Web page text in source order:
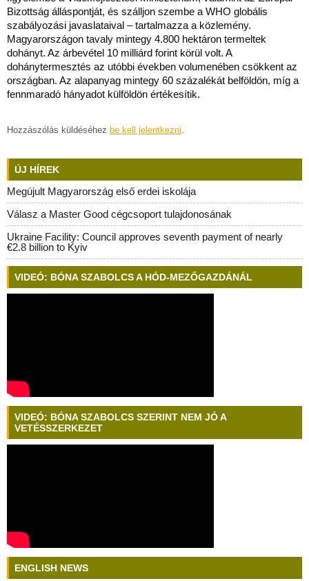
Bizottság álláspontját, és szálljon szembe a WHO globális
szabályozási javaslataival – tartalmazza a közlemény.
Magyarországon tavaly mintegy 4.800 hektáron termeltek
dohányt. Az árbevétel 10 milliárd forint körül volt. A
dohánytermesztés az utóbbi években volumenében csökkent az
országban. Az alapanyag mintegy 60 százalékát belföldön, míg a
fennmaradó hányadot külföldön értékesítik.
Hozzászólás küldéséhez be kell jelentkezni.
ÚJ HÍREK
Megújult Magyarország első erdei iskolája
Válasz a Master Good cégcsoport tulajdonosának
Ukraine Facility: Council approves seventh payment of nearly
€2.8 billion to Kyiv
VIDEÓ: BÓNA SZABOLCS A HÓD-MEZŐGAZDÁNÁL
VIDEÓ: BÓNA SZABOLCS SZERINT NEM JÓ A
VETÉSSZERKEZET
ENGLISH NEWS